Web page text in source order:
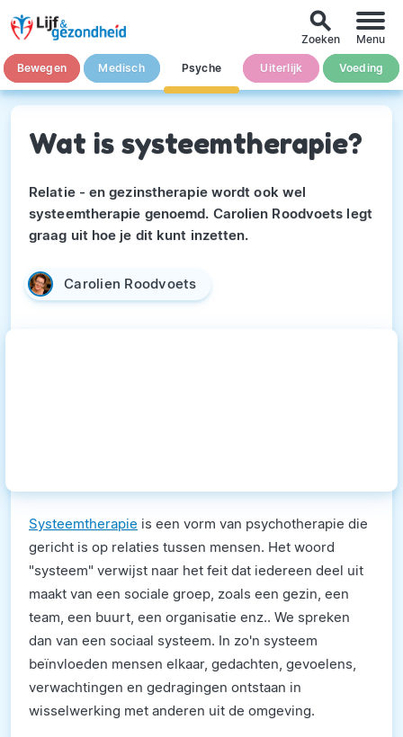
Bewegen Medisch Psyche Uiterlijk Voeding
search
Zoeken Menu
Wat is systeemtherapie?
Relatie - en gezinstherapie wordt ook wel
systeemtherapie genoemd. Carolien Roodvoets legt
graag uit hoe je dit kunt inzetten.
Carolien Roodvoets
Systeemtherapie is een vorm van psychotherapie die
gericht is op relaties tussen mensen. Het woord
"systeem" verwijst naar het feit dat iedereen deel uit
maakt van een sociale groep, zoals een gezin, een
team, een buurt, een organisatie enz.. We spreken
dan van een sociaal systeem. In zo'n systeem
beïnvloeden mensen elkaar, gedachten, gevoelens,
verwachtingen en gedragingen ontstaan in
wisselwerking met anderen uit de omgeving.